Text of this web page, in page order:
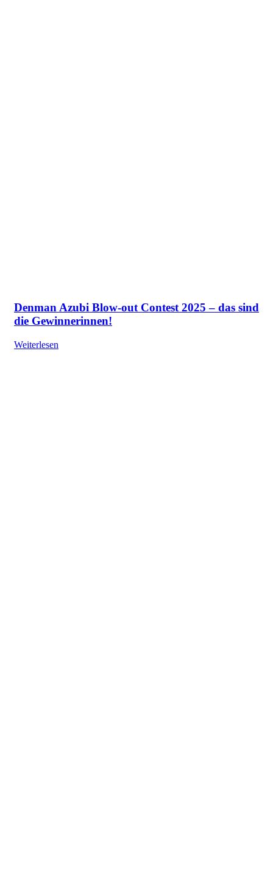
Denman Azubi Blow-out Contest 2025 – das sind
die Gewinnerinnen!
Weiterlesen